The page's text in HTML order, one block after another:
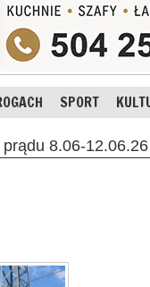
SPORT
8.06-